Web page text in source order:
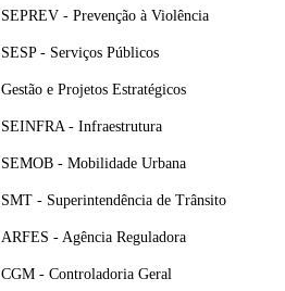
SEPREV - Prevenção à Violência
SESP - Serviços Públicos
Gestão e Projetos Estratégicos
SEINFRA - Infraestrutura
SEMOB - Mobilidade Urbana
SMT - Superintendência de Trânsito
ARFES - Agência Reguladora
CGM - Controladoria Geral